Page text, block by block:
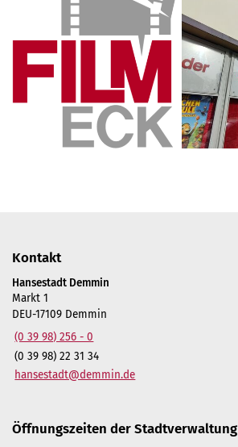
Kontakt
Hansestadt Demmin
Markt 1
DEU-17109 Demmin
(0 39 98) 256 - 0
(0 39 98) 22 31 34
hansestadt@demmin.de
Öffnungszeiten der Stadtverwaltung